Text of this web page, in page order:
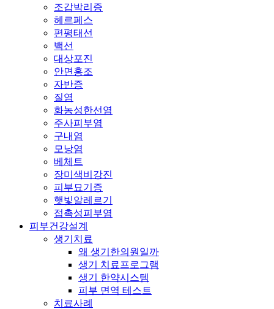
조갑박리증
헤르페스
편평태선
백선
대상포진
안면홍조
자반증
질염
화농성한선염
주사피부염
구내염
모낭염
베체트
장미색비강진
피부묘기증
햇빛알레르기
접촉성피부염
피부건강설계
생기치료
왜 생기한의원일까
생기 치료프로그램
생기 한약시스템
피부 면역 테스트
치료사례